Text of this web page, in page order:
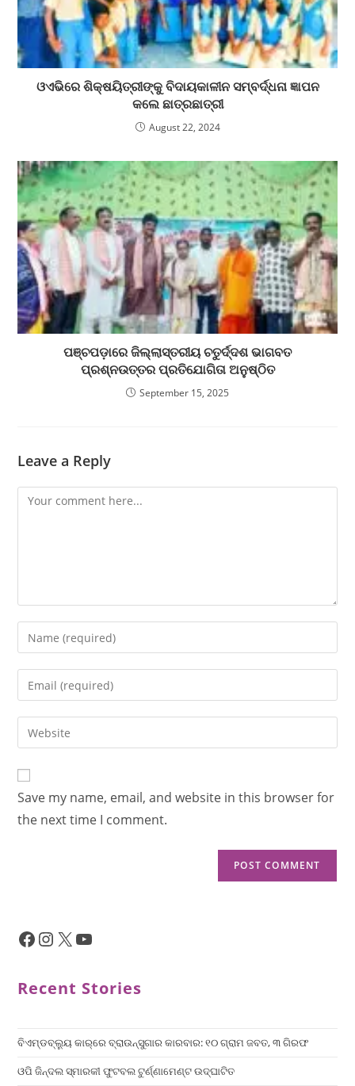
ଓଏଭିରେ ଶିକ୍ଷୟିତ୍ରୀଙ୍କୁ ବିଦାୟକାଳୀନ ସମ୍ବର୍ଦ୍ଧନା ଜ୍ଞାପନ
କଲେ ଛାତ୍ରଛାତ୍ରୀ
August 22, 2024
ପଞ୍ଚପଡ଼ାରେ ଜିଲ୍ଲାସ୍ତରୀୟ ଚତୁର୍ଦ୍ଦଶ ଭାଗବତ
ପ୍ରଶ୍ନଉତ୍ତର ପ୍ରତିଯୋଗିତା ଅନୁଷ୍ଠିତ
September 15, 2025
Leave a Reply
Save my name, email, and website in this browser for
the next time I comment.
Recent Stories
ବିଏମ୍‌ଡବ୍ଲ୍ୟୁ କାର୍‌ରେ ବ୍ରାଉନ୍‌ସୁଗାର କାରବାର: ୧୦ ଗ୍ରାମ ଜବତ, ୩ ଗିରଫ
ଓପି ଜିନ୍ଦଲ ସ୍ମାରକୀ ଫୁଟବଲ ଟୁର୍ଣ୍ଣାମେଣ୍ଟ ଉଦ୍ଘାଟିତ